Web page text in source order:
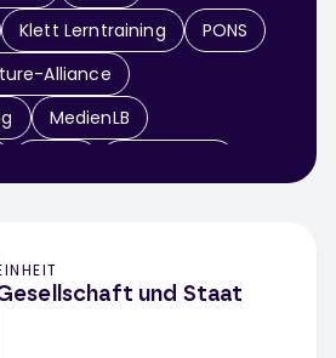
Klett Lerntraining
PONS
Alliance
MedienLB
Kallmeyer
und Staat